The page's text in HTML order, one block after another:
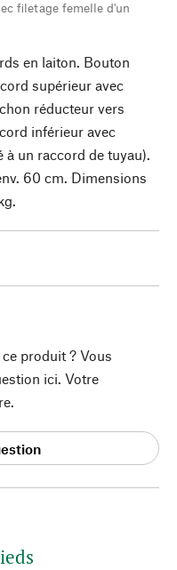
filetage femelle d'un
en laiton. Bouton
supérieur avec
réducteur vers
inférieur avec
à un raccord de tuyau).
60 cm. Dimensions
produit ? Vous
ici. Votre